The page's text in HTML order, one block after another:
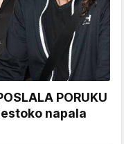
PORUKU
napala